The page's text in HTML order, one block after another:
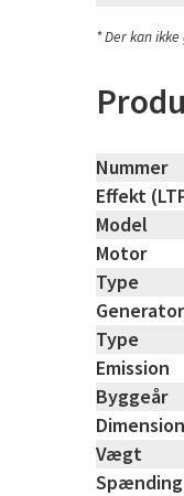
* Der kan
Nummer
Effekt
Model
Motor
Type
Generator
Type
Emission
Byggeår
Vægt
Spænding